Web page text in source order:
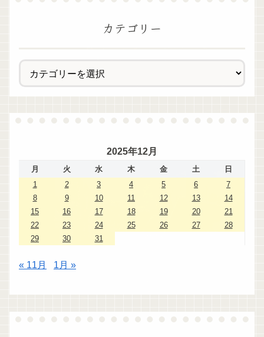
カテゴリー
2025年12月
月 火 水 木 金 土
日
1
2 3 4 5 6
7
8
9 10 11 12 13
14
15
16 17 18 19 20
21
22
23 24 25 26 27
28
29
30 31
« 11月 1月 »